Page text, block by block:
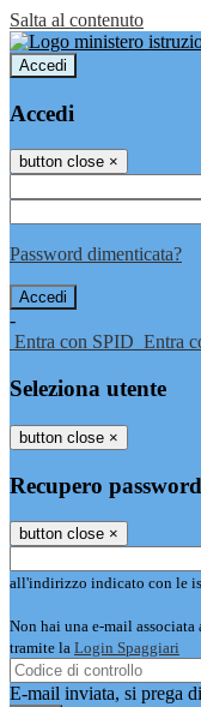
Salta al contenuto
Accedi
Accedi
button close ×
Password dimenticata?
-
Entra con SPID Entra
Seleziona utente
button close ×
Recupero password
button close ×
all'indirizzo indicato con le
Non hai una e-mail
tramite la Login Spaggiari
E-mail inviata, si prega